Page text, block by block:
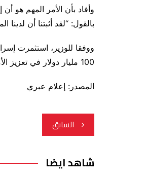
وأفاد بأن الأمر المهم هو
بالقول: “لقد أثبتنا أن
ووفقا للوزير، استثمرت
100 مليار دولار في تعزيز الأمن، بهدف زيادة الفجوة النوعية مع إيران.
المصدر: إعلام عبري
تصفّح
المقالات
السابق
شاهد ايضا